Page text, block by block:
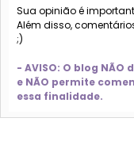
Sua opinião é
Além disso,
;)
- AVISO: O blog
e NÃO permite
essa finalidade.